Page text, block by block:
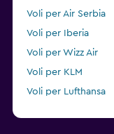
Voli per Air Serbia
Voli per Iberia
Voli per Wizz Air
Voli per KLM
Voli per Lufthansa